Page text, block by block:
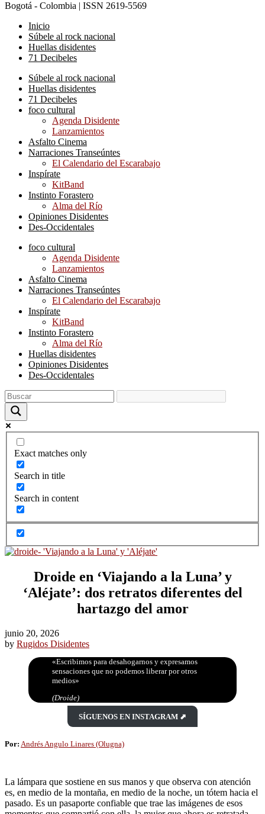
Bogotá - Colombia | ISSN 2619-5569
Inicio
Súbele al rock nacional
Huellas disidentes
71 Decibeles
Súbele al rock nacional
Huellas disidentes
71 Decibeles
foco cultural
Agenda Disidente
Lanzamientos
Asfalto Cinema
Narraciones Transeúntes
El Calendario del Escarabajo
Inspírate
KitBand
Instinto Forastero
Alma del Río
Opiniones Disidentes
Des-Occidentales
foco cultural
Agenda Disidente
Lanzamientos
Asfalto Cinema
Narraciones Transeúntes
El Calendario del Escarabajo
Inspírate
KitBand
Instinto Forastero
Alma del Río
Huellas disidentes
Opiniones Disidentes
Des-Occidentales
Exact matches only
Search in title
Search in content
Droide en ‘Viajando a la Luna’ y
‘Aléjate’: dos retratos diferentes del
hartazgo del amor
junio 20, 2026
by Rugidos Disidentes
«Escribimos para desahogarnos y expresamos
sensaciones que no podemos liberar por otros
medios»
(Droide)
SÍGUENOS EN INSTAGRAM ⬈
Por: Andrés Angulo Linares (Olugna)
La lámpara que sostiene en sus manos y que observa con atención
es, en medio de la montaña, en medio de la noche, un tótem hacia el
pasado. Es un pasaporte confiable que trae las imágenes de esos